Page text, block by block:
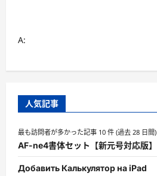
A:
人気記事
最も訪問者が多かった記事 10 件 (過去 28 日間)
AF-ne4書体セット【新元号対応版】
Добавить Калькулятор на iPad